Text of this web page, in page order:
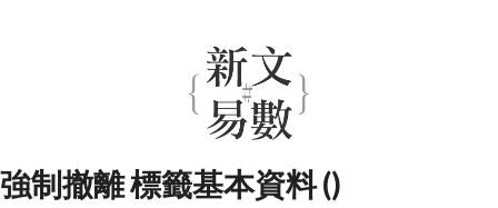
強制撤離 標籤基本資料 ()